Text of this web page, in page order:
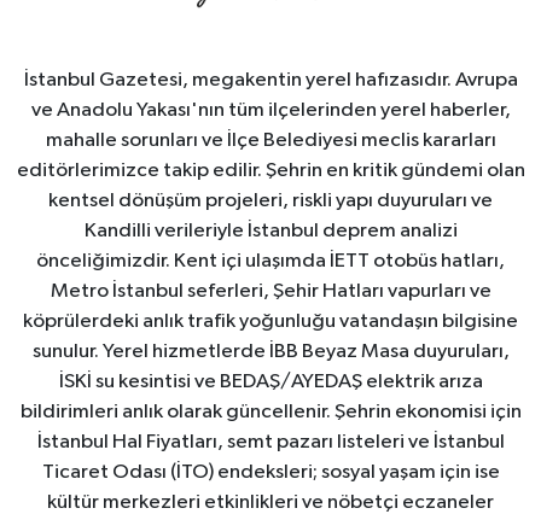
İstanbul Gazetesi, megakentin yerel hafızasıdır. Avrupa
ve Anadolu Yakası'nın tüm ilçelerinden yerel haberler,
mahalle sorunları ve İlçe Belediyesi meclis kararları
editörlerimizce takip edilir. Şehrin en kritik gündemi olan
kentsel dönüşüm projeleri, riskli yapı duyuruları ve
Kandilli verileriyle İstanbul deprem analizi
önceliğimizdir. Kent içi ulaşımda İETT otobüs hatları,
Metro İstanbul seferleri, Şehir Hatları vapurları ve
köprülerdeki anlık trafik yoğunluğu vatandaşın bilgisine
sunulur. Yerel hizmetlerde İBB Beyaz Masa duyuruları,
İSKİ su kesintisi ve BEDAŞ/AYEDAŞ elektrik arıza
bildirimleri anlık olarak güncellenir. Şehrin ekonomisi için
İstanbul Hal Fiyatları, semt pazarı listeleri ve İstanbul
Ticaret Odası (İTO) endeksleri; sosyal yaşam için ise
kültür merkezleri etkinlikleri ve nöbetçi eczaneler